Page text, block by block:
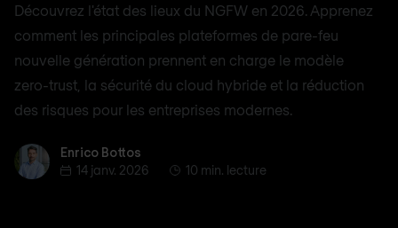
Découvrez l'état des lieux du NGFW en 2026. Apprenez
comment les principales plateformes de pare-feu
nouvelle génération prennent en charge le modèle
zero-trust, la sécurité du cloud hybride et la réduction
des risques pour les entreprises modernes.
Enrico BottosEnrico Bottos
14 janv. 2026
10 min. lecture